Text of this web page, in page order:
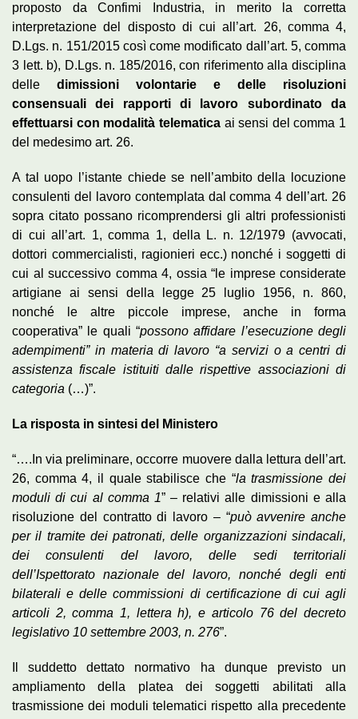
proposto da Confimi Industria, in merito la corretta
interpretazione del disposto di cui all’art. 26, comma 4,
D.Lgs. n. 151/2015 così come modificato dall’art. 5, comma
3 lett. b), D.Lgs. n. 185/2016, con riferimento alla disciplina
delle dimissioni volontarie e delle risoluzioni
consensuali dei rapporti di lavoro subordinato da
effettuarsi con modalità telematicaai sensi del comma 1
del medesimo art. 26.
A tal uopo l’istante chiede se nell’ambito della locuzione
consulenti del lavoro contemplata dal comma 4 dell’art. 26
sopra citato possano ricomprendersi gli altri professionisti
di cui all’art. 1, comma 1, della L. n. 12/1979 (avvocati,
dottori commercialisti, ragionieri ecc.) nonché i soggetti di
cui al successivo comma 4, ossia “le imprese considerate
artigiane ai sensi della legge 25 luglio 1956, n. 860,
nonché le altre piccole imprese, anche in forma
cooperativa” le quali “possono affidare l’esecuzione degli
adempimenti” in materia di lavoro “a servizi o a centri di
assistenza fiscale istituiti dalle rispettive associazioni di
categoria (…)”.
La risposta in sintesi del Ministero
“….In via preliminare, occorre muovere dalla lettura dell’art.
26, comma 4, il quale stabilisce che “la trasmissione dei
moduli di cui al comma 1” – relativi alle dimissioni e alla
risoluzione del contratto di lavoro – “può avvenire anche
per il tramite dei patronati, delle organizzazioni sindacali,
dei consulenti del lavoro, delle sedi territoriali
dell’Ispettorato nazionale del lavoro, nonché degli enti
bilaterali e delle commissioni di certificazione di cui agli
articoli 2, comma 1, lettera h), e articolo 76 del decreto
legislativo 10 settembre 2003, n. 276”.
Il suddetto dettato normativo ha dunque previsto un
ampliamento della platea dei soggetti abilitati alla
trasmissione dei moduli telematici rispetto alla precedente